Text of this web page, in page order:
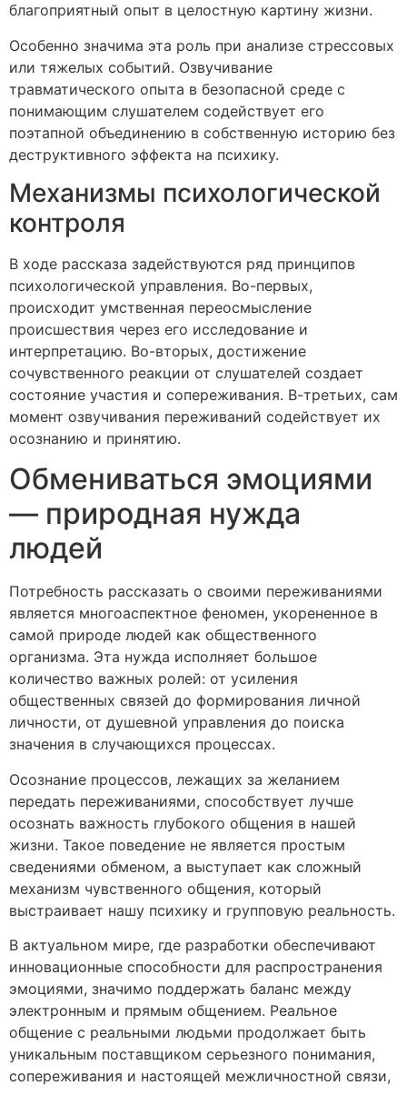
благоприятный опыт в целостную картину жизни.
Особенно значима эта роль при анализе стрессовых
или тяжелых событий. Озвучивание
травматического опыта в безопасной среде с
понимающим слушателем содействует его
поэтапной объединению в собственную историю без
деструктивного эффекта на психику.
Механизмы психологической
контроля
В ходе рассказа задействуются ряд принципов
психологической управления. Во-первых,
происходит умственная переосмысление
происшествия через его исследование и
интерпретацию. Во-вторых, достижение
сочувственного реакции от слушателей создает
состояние участия и сопереживания. В-третьих, сам
момент озвучивания переживаний содействует их
осознанию и принятию.
Обмениваться эмоциями
— природная нужда
людей
Потребность рассказать о своими переживаниями
является многоаспектное феномен, укорененное в
самой природе людей как общественного
организма. Эта нужда исполняет большое
количество важных ролей: от усиления
общественных связей до формирования личной
личности, от душевной управления до поиска
значения в случающихся процессах.
Осознание процессов, лежащих за желанием
передать переживаниями, способствует лучше
осознать важность глубокого общения в нашей
жизни. Такое поведение не является простым
сведениями обменом, а выступает как сложный
механизм чувственного общения, который
выстраивает нашу психику и групповую реальность.
В актуальном мире, где разработки обеспечивают
инновационные способности для распространения
эмоциями, значимо поддержать баланс между
электронным и прямым общением. Реальное
общение с реальными людьми продолжает быть
уникальным поставщиком серьезного понимания,
сопереживания и настоящей межличностной связи,